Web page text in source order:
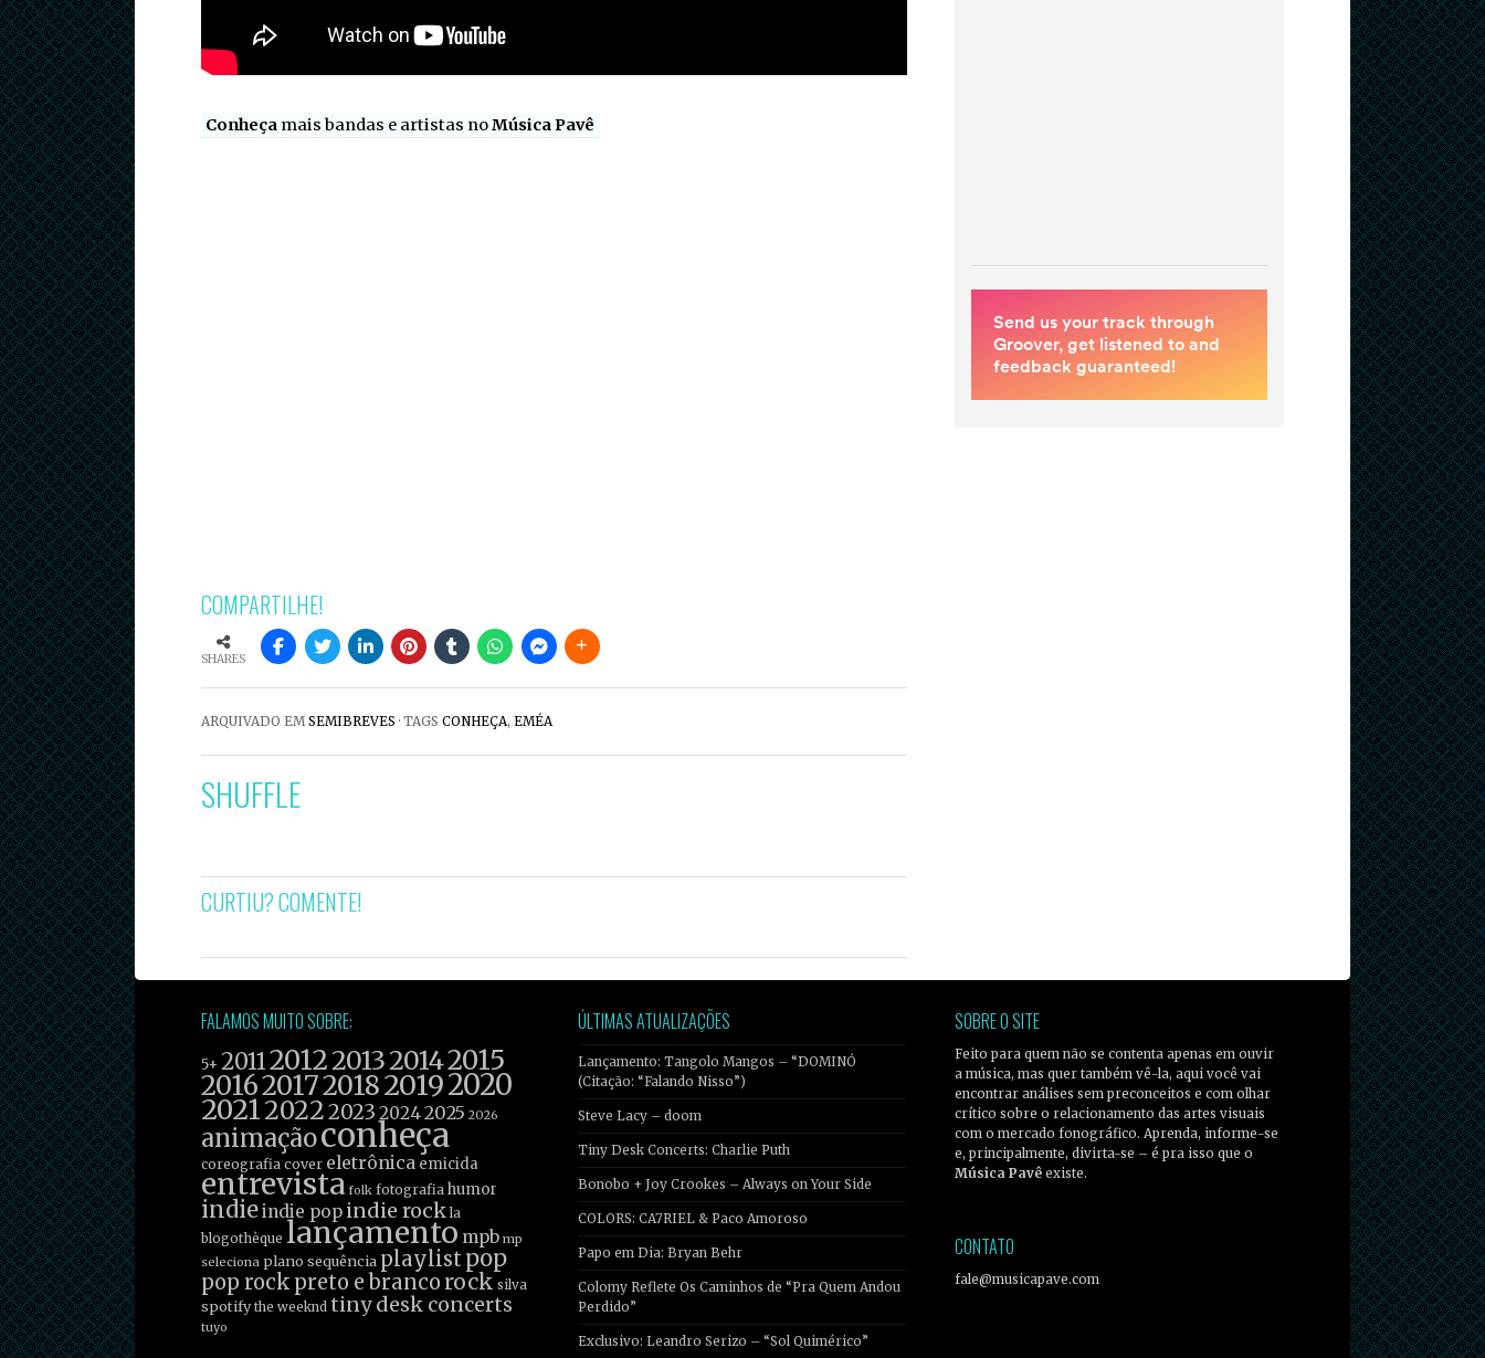
Conheça mais bandas e artistas noMúsica Pavê
COMPARTILHE!
SHARES
ARQUIVADO EMSEMIBREVES · TAGS CONHEÇA, EMÉA
SHUFFLE
CURTIU? COMENTE!
FALAMOS MUITO SOBRE:
5+ 20112012201320142015
20162017201820192020
202120222023 20242025 2026
animaçãoconheça
coreografia cover eletrônica emicida
entrevista folk fotografia humor
indieindie pop indie rock la
blogothèque lançamento mpb mp
seleciona plano sequência playlist pop
pop rock preto e branco rock silva
spotify the weeknd tiny desk concerts
tuyo
ÚLTIMAS ATUALIZAÇÕES
Lançamento: Tangolo Mangos – “DOMINÓ
(Citação: “Falando Nisso”)
Steve Lacy – doom
Tiny Desk Concerts: Charlie Puth
Bonobo + Joy Crookes – Always on Your Side
COLORS: CA7RIEL & Paco Amoroso
Papo em Dia: Bryan Behr
Colomy Reflete Os Caminhos de “Pra Quem Andou
Perdido”
Exclusivo: Leandro Serizo – “Sol Quimérico”
SOBRE O SITE
Feito para quem não se contenta apenas em ouvir
a música, mas quer também vê-la, aqui você vai
encontrar análises sem preconceitos e com olhar
crítico sobre o relacionamento das artes visuais
com o mercado fonográfico. Aprenda, informe-se
e, principalmente, divirta-se – é pra isso que o
Música Pavê existe.
CONTATO
fale@musicapave.com